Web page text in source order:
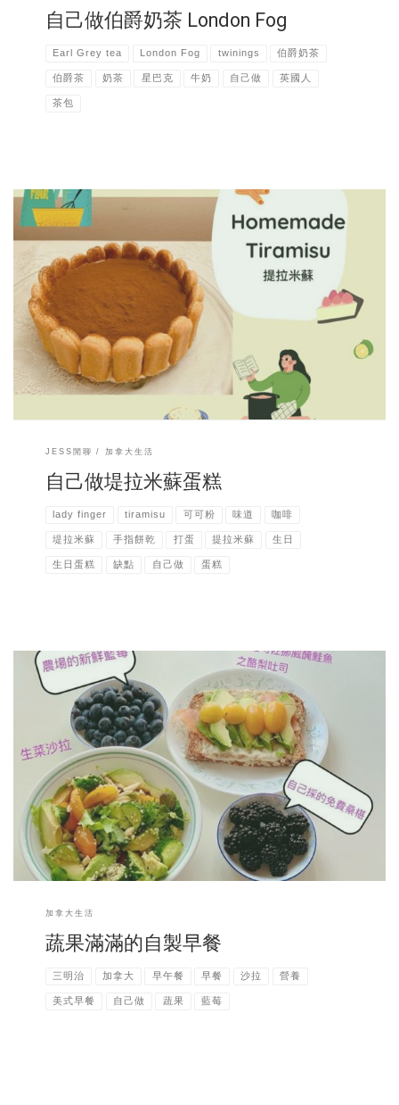
大包可以喝個好幾年！！Twinings的茶包真的夠香又濃，通常茶包一包
可以夠我泡兩杯的。（很划算，主婦我大推！！） 其他品牌的伯爵茶茶
自己泡一杯好好喝，味道又好療癒的伯爵奶茶呢
自己做伯爵奶茶 London Fog
Earl Grey tea London Fog twinings 伯爵奶茶
伯爵茶 奶茶 星巴克 牛奶 自己做 英國人
茶包
這兩天太太我很忙。 我做了大河最想要的提拉米蘇蛋糕當他的生日蛋糕
光打蛋就打到我手好酸⋯⋯沒做過的我還要擔心會不好吃。 還好生日一
年就過一次，不用常常做蛋糕不然我的手會酸死 結果蛋糕比預期中好
吃，蛋糕一下就吃完了！ 如果要說缺點的話，就是家裡沒有咖啡酒。 不
然加了咖啡酒會更有味道 買材料時發現提拉米蘇的主角材料馬斯卡彭起
司不便宜， 難怪蛋糕店都賣一片一片的蛋糕 這樣子賣貴一點才能回本啊!
哈哈 覺得蛋糕真種東西雖然好吃，但久久吃一次就好，不然會被胖死
我的FB和IG有更多的照片和更新哦～ FB： 我是俄媳JESS
https://www.facebook.com/2cjess IG： 2cjess
https://www.instagram.com/2cjess/
JESS閒聊 加拿大生活
自己做堤拉米蘇蛋糕
lady finger tiramisu 可可粉 味道 咖啡
堤拉米蘇 手指餅乾 打蛋 提拉米蘇 生日
生日蛋糕 缺點 自己做 蛋糕
昨天吃了好吃又高熱量的台灣雞排?今天早上覺得我應該要平衡一下，吃
個比較健康的早餐。 準備完才發現也太豐盛了。?
加拿大生活
蔬果滿滿的自製早餐
三明治 加拿大 早午餐 早餐 沙拉 營養
美式早餐 自己做 蔬果 藍莓